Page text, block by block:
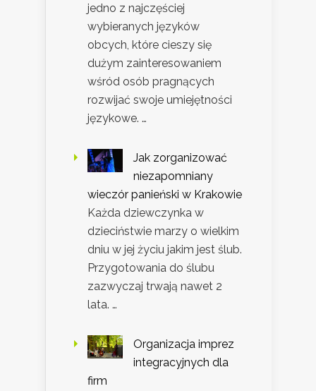
jedno z najczęściej
wybieranych języków
obcych, które cieszy się
dużym zainteresowaniem
wśród osób pragnących
rozwijać swoje umiejętności
językowe. …
Jak zorganizować
niezapomniany
wieczór panieński w Krakowie
Każda dziewczynka w
dzieciństwie marzy o wielkim
dniu w jej życiu jakim jest ślub.
Przygotowania do ślubu
zazwyczaj trwają nawet 2
lata. …
Organizacja imprez
integracyjnych dla
firm